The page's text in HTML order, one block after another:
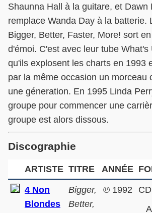
Shaunna Hall à la guitare, et Dawn
remplace Wanda Day à la batterie.
Bigger, Better, Faster, More! sort
d'émoi. C'est avec leur tube What's
qu'ils explosent les charts en 1993
par la même occasion un morceau
une géneration. En 1995 Linda
groupe pour commencer une
groupe est alors dissous.
Discographie
ARTISTE TITRE ANNÉE
4 Non
Blondes
Bigger,
Better,
℗ 1992
CD